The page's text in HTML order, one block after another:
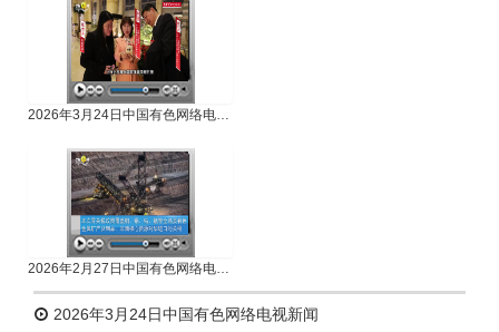
2026年3月24日中国有色网络电视新闻
2026年2月27日中国有色网络电视新闻
2026年3月24日中国有色网络电视新闻